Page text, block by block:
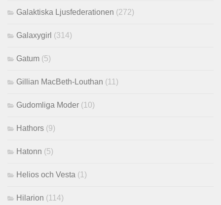
Galaktiska Ljusfederationen (272)
Galaxygirl (314)
Gatum (5)
Gillian MacBeth-Louthan (11)
Gudomliga Moder (10)
Hathors (9)
Hatonn (5)
Helios och Vesta (1)
Hilarion (114)